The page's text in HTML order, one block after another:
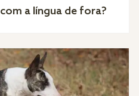
a língua de fora?